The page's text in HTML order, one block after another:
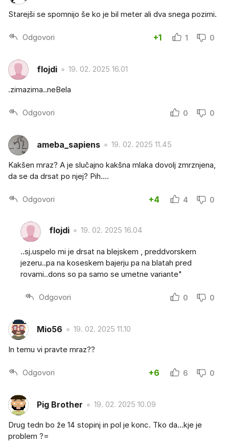
Starejši se spomnijo še ko je bil meter ali dva snega pozimi.
Odgovori +1 1 0
flojdi 19. 02. 2025 16.01
.zimazima..neBela
Odgovori 0 0
ameba_sapiens 19. 02. 2025 11.45
Kakšen mraz? A je slučajno kakšna mlaka dovolj zmrznjena,
da se da drsat po njej? Pih....
Odgovori +4 4 0
flojdi 19. 02. 2025 16.04
..sj.uspelo mi je drsat na blejskem , preddvorskem
jezeru..pa na koseskem bajerju pa na blatah pred
rovami..dons so pa samo se umetne variante"
Odgovori 0 0
Mio56 19. 02. 2025 11.10
In temu vi pravte mraz??
Odgovori +6 6 0
Pig Brother 19. 02. 2025 10.09
Drug tedn bo že 14 stopinj in pol je konc. Tko da...kje je
problem ?=